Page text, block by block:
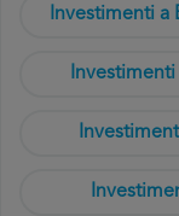
Investimenti a